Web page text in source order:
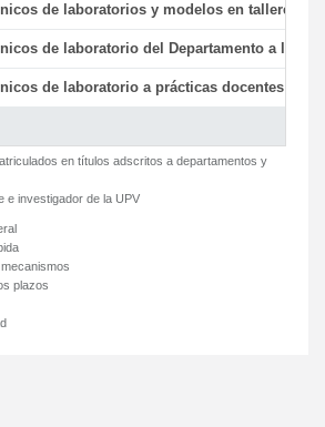
de laboratorios y modelos en talleres/
de laboratorio del Departamento a la
de laboratorio a prácticas docentes y
en títulos adscritos a departamentos y
e investigador de la UPV
plazos